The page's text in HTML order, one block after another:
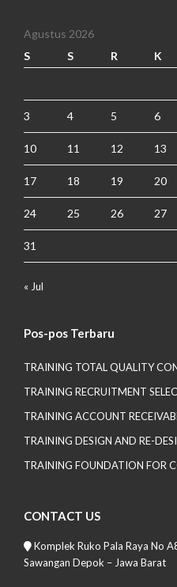
Agustus 2026
S
S R K
3 4 5 6
10 11 12 13
17 18 19 20
24 25 26 27
31
« Jul
Pos-pos Terbaru
TRAINING TOTAL QUALITY
TRAINING RECRUITMENT
TRAINING ACCOUNT
TRAINING DESIGN AND RE-
TRAINING FOUNDATION FOR
CONTACT US
Komplek Ruko Pala Raya No
Sawangan Depok – Jawa Barat